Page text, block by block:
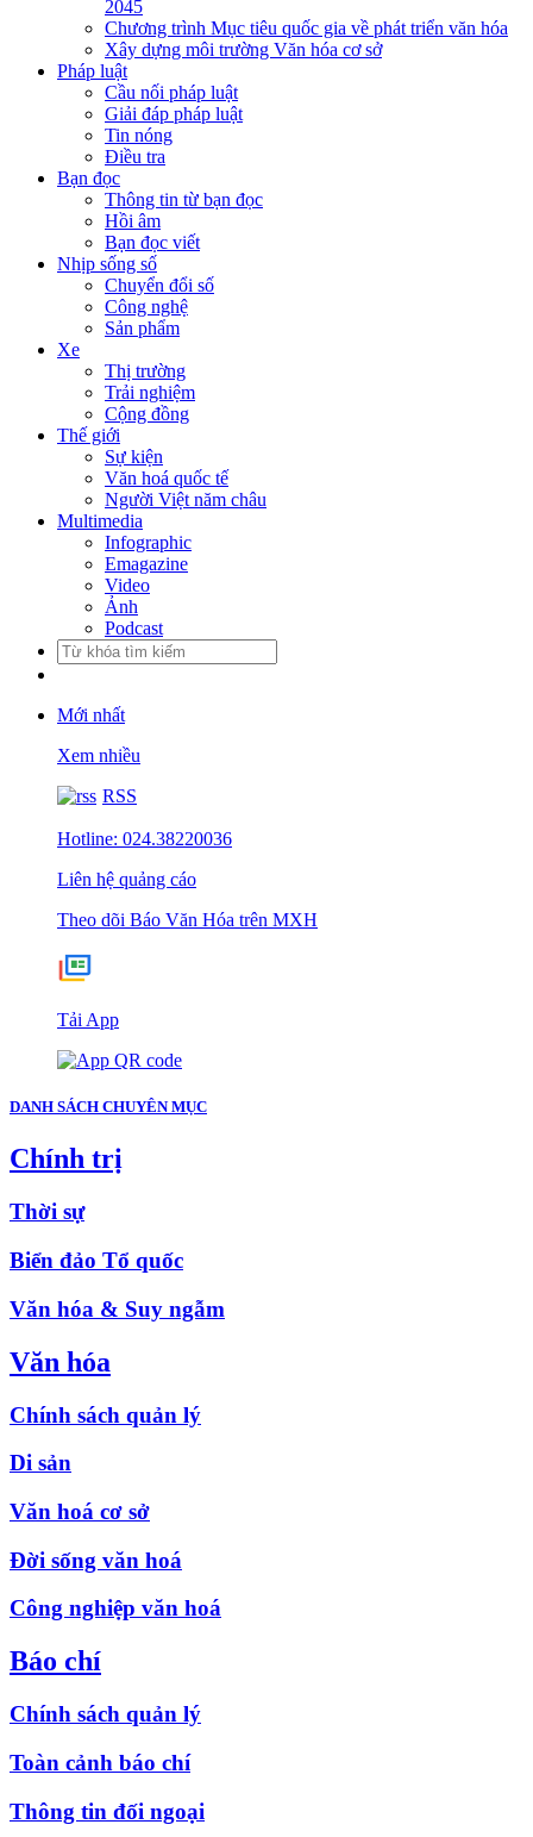
2045
Chương trình Mục tiêu quốc gia về phát triển văn hóa
Xây dựng môi trường Văn hóa cơ sở
Pháp luật
Cầu nối pháp luật
Giải đáp pháp luật
Tin nóng
Điều tra
Bạn đọc
Thông tin từ bạn đọc
Hồi âm
Bạn đọc viết
Nhịp sống số
Chuyển đổi số
Công nghệ
Sản phẩm
Xe
Thị trường
Trải nghiệm
Cộng đồng
Thế giới
Sự kiện
Văn hoá quốc tế
Người Việt năm châu
Multimedia
Infographic
Emagazine
Video
Ảnh
Podcast
Mới nhất
Xem nhiều
RSS
Hotline: 024.38220036
Liên hệ quảng cáo
Theo dõi Báo Văn Hóa trên MXH
Tải App
DANH SÁCH CHUYÊN MỤC
Chính trị
Thời sự
Biển đảo Tổ quốc
Văn hóa & Suy ngẫm
Văn hóa
Chính sách quản lý
Di sản
Văn hoá cơ sở
Đời sống văn hoá
Công nghiệp văn hoá
Báo chí
Chính sách quản lý
Toàn cảnh báo chí
Thông tin đối ngoại